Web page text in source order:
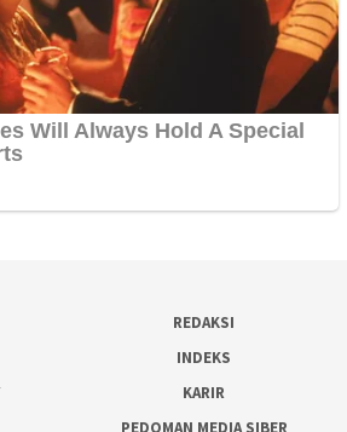
REDAKSI
INDEKS
KARIR
PEDOMAN MEDIA SIBER